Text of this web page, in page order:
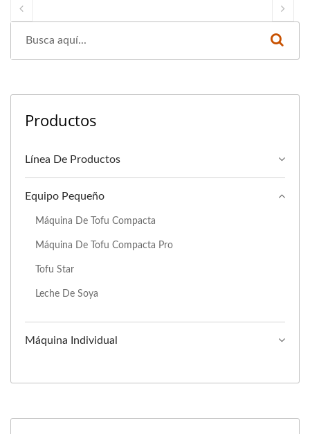
Productos
Línea De Productos
Equipo Pequeño
Máquina De Tofu Compacta
Máquina De Tofu Compacta Pro
Tofu Star
Leche De Soya
Máquina Individual